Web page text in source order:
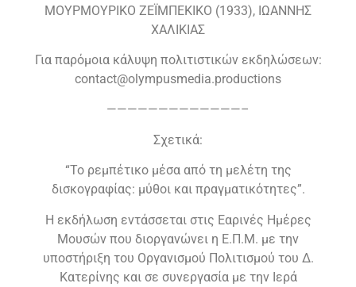
ΜΟΥΡΜΟΥΡΙΚΟ ΖΕΪΜΠΕΚΙΚΟ (1933), ΙΩΑΝΝΗΣ
ΧΑΛΙΚΙΑΣ
Για παρόμοια κάλυψη πολιτιστικών εκδηλώσεων:
contact@olympusmedia.productions
—————————————–
Σχετικά:
“Το ρεμπέτικο μέσα από τη μελέτη της
δισκογραφίας: μύθοι και πραγματικότητες”.
Η εκδήλωση εντάσσεται στις Εαρινές Ημέρες
Μουσών που διοργανώνει η Ε.Π.Μ. με την
υποστήριξη του Οργανισμού Πολιτισμού του Δ.
Κατερίνης και σε συνεργασία με την Ιερά